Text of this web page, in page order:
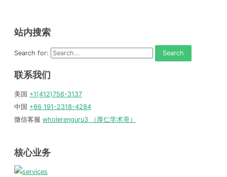
站内搜索
Search for:
联系我们
美国 +1(412)756-3137
中国 +86 191-2318-4284
微信客服 wholerenguru3 （厚仁学术哥）
核心业务